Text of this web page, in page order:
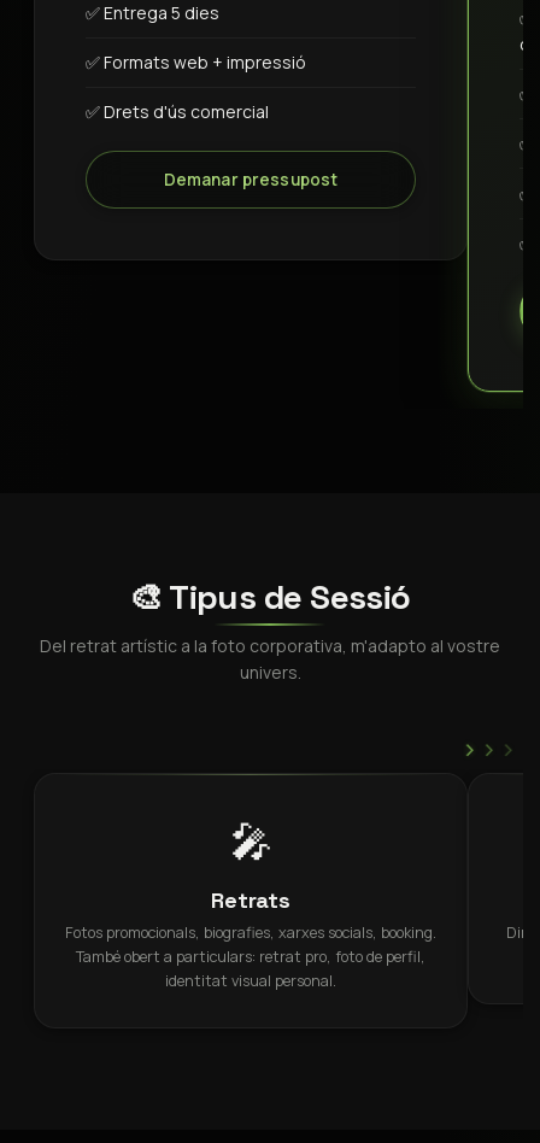
✅ Entrega 5 dies
✅ Formats web + impressió
✅ Drets d'ús comercial
Demanar pressupost
🎨 Tipus de Sessió
Del retrat artístic a la foto corporativa, m'adapto al vostre
univers.
› › ›
🎤
Retrats
Fotos promocionals, biografies, xarxes socials, booking.
També obert a particulars: retrat pro, foto de perfil,
identitat visual personal.